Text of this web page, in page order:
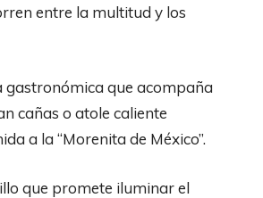
entre la multitud y los
gastronómica que acompaña
cañas o atole caliente
a la “Morenita de México”.
que promete iluminar el